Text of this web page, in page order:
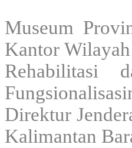
Museum
Kantor
Rehabilitasi
Direktur
Kalimantan